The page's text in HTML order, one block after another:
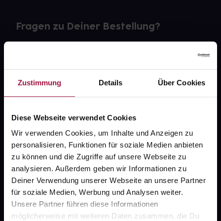
Zustimmung Details Über Cookies
Diese Webseite verwendet Cookies
Wir verwenden Cookies, um Inhalte und Anzeigen zu
personalisieren, Funktionen für soziale Medien anbieten
zu können und die Zugriffe auf unsere Webseite zu
analysieren. Außerdem geben wir Informationen zu
Deiner Verwendung unserer Webseite an unsere Partner
für soziale Medien, Werbung und Analysen weiter.
Unsere Partner führen diese Informationen
möglicherweise mit weiteren Daten zusammen, die Du
Fragen zu Deiner Bestellung?
gesund.de
Über uns
Karriere
Newsletter